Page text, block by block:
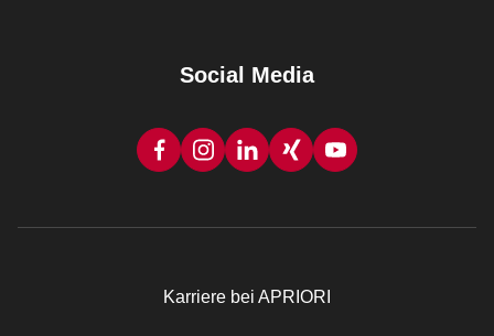
Social Media
Karriere bei APRIORI